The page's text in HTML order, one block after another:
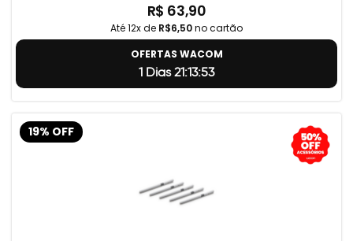
R$ 63,90
Até 12x de R$6,50no cartão
OFERTAS WACOM
1 Dias 21:13:52
19% OFF